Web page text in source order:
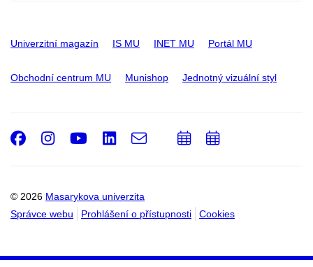
Univerzitní magazín IS MU INET MU Portál MU
Obchodní centrum MU Munishop Jednotný vizuální styl
© 2026 Masarykova univerzita
Správce webu
Prohlášení o přístupnosti Cookies
Facebook
Instagram
Youtube
LinkedIn
e-
Email
PřidatPřidat